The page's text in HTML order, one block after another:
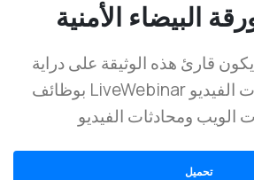
البيضاء الأمنية
قارئ هذه الوثيقة على دراية
بوظائف LiveWebinar المتعلقة بمؤتمرات الفيديو
تحميل